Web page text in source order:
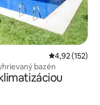
Priemerné
4,92 (152)
bazén